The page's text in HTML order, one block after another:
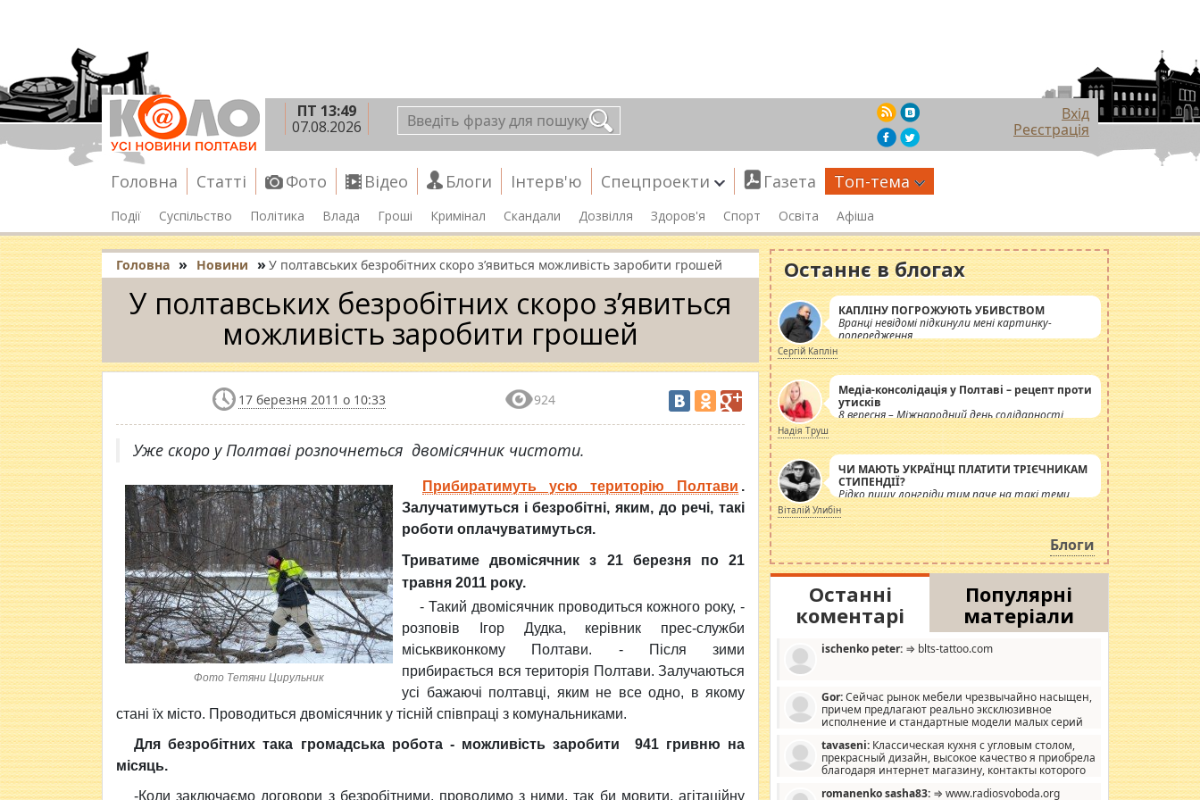
ПТ 13:49
07.08.2026
Вхід
Реєстрація
Головна Статті Фото Відео Блоги Інтерв'ю Спецпроекти Газета Топ-тема
Події Суспільство Політика Влада Гроші Кримінал Скандали Дозвілля Здоров'я Спорт Освіта Афіша
Головна » Новини » У полтавських безробітних скоро з’явиться можливість заробити грошей
У полтавських безробітних скоро з’явиться
можливість заробити грошей
17 березня 2011 о 10:33 924
Уже скоро у Полтаві розпочнеться двомісячник чистоти.
Фото Тетяни Цирульник
Прибиратимуть усю територію Полтави .
Залучатимуться і безробітні, яким, до речі, такі
роботи оплачуватимуться.
Триватиме двомісячник з 21 березня по 21
травня 2011 року.
- Такий двомісячник проводиться кожного року, -
розповів Ігор Дудка, керівник прес-служби
міськвиконкому Полтави. - Після зими
прибирається вся територія Полтави. Залучаються
усі бажаючі полтавці, яким не все одно, в якому
стані їх місто. Проводиться двомісячник у тісній співпраці з комунальниками.
Для безробітних така громадська робота - можливість заробити 941 гривню на
місяць.
-Коли заключаємо договори з безробітними, проводимо з ними, так би мовити, агітаційну
Останнє в блогах
КАПЛІНУ ПОГРОЖУЮТЬ УБИВСТВОМ
Вранці невідомі підкинули мені картинку-
попередження
Сергій Каплін
Медіа-консолідація у Полтаві – рецепт проти
утисків
8 вересня – Міжнародний день солідарності
журналістів.
Надія Труш
ЧИ МАЮТЬ УКРАЇНЦІ ПЛАТИТИ ТРІЄЧНИКАМ
СТИПЕНДІЇ?
Рідко пишу лонгріди тим паче на такі теми,
але вже просто дістало! Обурюють сьогоднішні
інсенуації навколо стипендіального питання.
Штучно роздувається ще одна соціальна
катастрофа.
Віталій Улибін
Блоги
Останні
коментарі
Популярні
матеріали
ischenko peter: ⇒ blts-tattoo.com
Gor:Сейчас рынок мебели чрезвычайно насыщен,
причем предлагают реально эксклюзивное
исполнение и стандартные модели малых серий
дизайну, мало походит на стандартные формы, в MebelOk,
креативненько и что главное - со вкусом все в порядке,
без ненужных наворотов удорожающих мебель, а это не
tavaseni: Классическая кухня с угловым столом,
прекрасный дизайн, высокое качество я приобрела
благодаря интернет магазину, контакты которого
romanenko sasha83: ⇒ www.radiosvoboda.org